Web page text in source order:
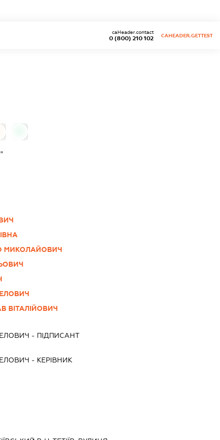
0 (800) 210 102
caHeader.contact
CAHEADER.GETTEST
МИКОЛАЙОВИЧ
ВІТАЛІЙОВИЧ
- ПІДПИСАНТ
- КЕРІВНИК